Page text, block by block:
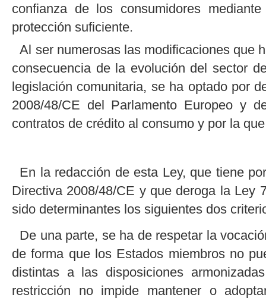
confianza de los consumidores
protección suficiente.
Al ser numerosas las modificaciones que
consecuencia de la evolución del sector
legislación comunitaria, se ha optado por
2008/48/CE del Parlamento Europeo y
contratos de crédito al consumo y por la
En la redacción de esta Ley, que tiene
Directiva 2008/48/CE y que deroga la Ley
sido determinantes los siguientes dos
De una parte, se ha de respetar la
de forma que los Estados miembros no
distintas a las disposiciones
restricción no impide mantener o